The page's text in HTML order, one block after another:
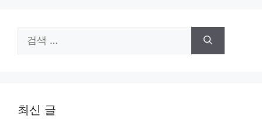
색:
최신 글